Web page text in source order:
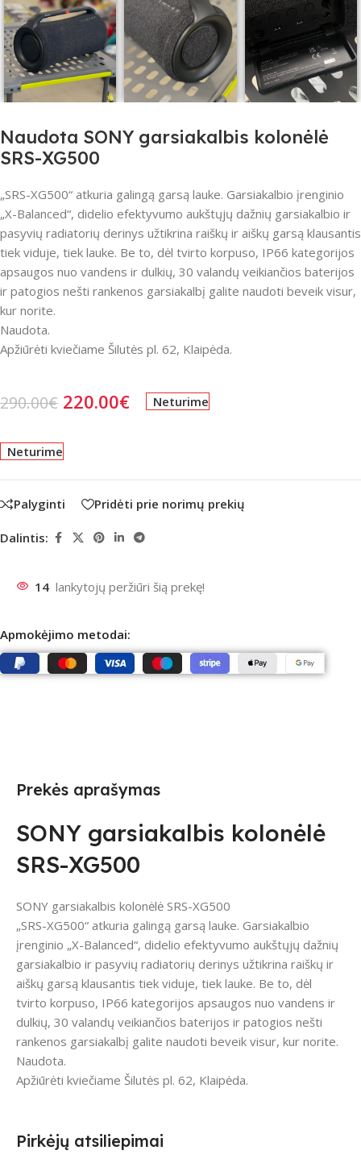
Naudota SONY garsiakalbis kolonėlė
SRS-XG500
„SRS-XG500“ atkuria galingą garsą lauke. Garsiakalbio įrenginio
„X-Balanced“, didelio efektyvumo aukštųjų dažnių garsiakalbio ir
pasyvių radiatorių derinys užtikrina raiškų ir aiškų garsą klausantis
tiek viduje, tiek lauke. Be to, dėl tvirto korpuso, IP66 kategorijos
apsaugos nuo vandens ir dulkių, 30 valandų veikiančios baterijos
ir patogios nešti rankenos garsiakalbį galite naudoti beveik visur,
kur norite.
Naudota.
Apžiūrėti kviečiame Šilutės pl. 62, Klaipėda.
290.00€ 220.00€ Neturime
Neturime
Palyginti Pridėti prie norimų prekių
Dalintis:
14 lankytojų peržiūri šią prekę!
Apmokėjimo metodai:
Prekės aprašymas
SONY garsiakalbis kolonėlė
SRS-XG500
SONY garsiakalbis kolonėlė SRS-XG500
„SRS-XG500“ atkuria galingą garsą lauke. Garsiakalbio
įrenginio „X-Balanced“, didelio efektyvumo aukštųjų dažnių
garsiakalbio ir pasyvių radiatorių derinys užtikrina raiškų ir
aiškų garsą klausantis tiek viduje, tiek lauke. Be to, dėl
tvirto korpuso, IP66 kategorijos apsaugos nuo vandens ir
dulkių, 30 valandų veikiančios baterijos ir patogios nešti
rankenos garsiakalbį galite naudoti beveik visur, kur norite.
Naudota.
Apžiūrėti kviečiame Šilutės pl. 62, Klaipėda.
Pirkėjų atsiliepimai